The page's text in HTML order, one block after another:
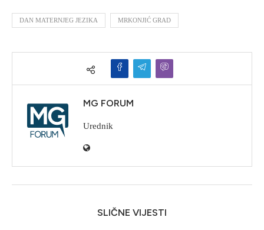
DAN MATERNJEG JEZIKA MRKONJIĆ GRAD
MG FORUM
Urednik
SLIČNE VIJESTI